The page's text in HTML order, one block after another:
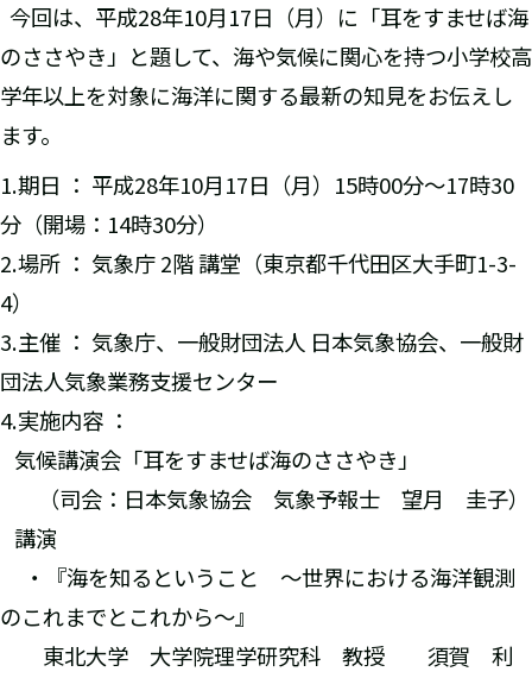
今回は、平成28年10月17日（月）に「耳をすませば海
のささやき」と題して、海や気候に関心を持つ小学校高
学年以上を対象に海洋に関する最新の知見をお伝えし
ます。
1.期日 ： 平成28年10月17日（月）15時00分～17時30
分（開場：14時30分）
2.場所 ： 気象庁 2階 講堂（東京都千代田区大手町1-3-
4）
3.主催 ： 気象庁、一般財団法人 日本気象協会、一般財
団法人気象業務支援センター
4.実施内容 ：
気候講演会「耳をすませば海のささやき」
（司会：日本気象協会 気象予報士 望月 圭子）
講演
・『海を知るということ ～世界における海洋観測
のこれまでとこれから～』
東北大学 大学院理学研究科 教授 須賀 利